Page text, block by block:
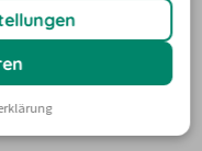
der Oberklasse.
Nutzung des
Avis in